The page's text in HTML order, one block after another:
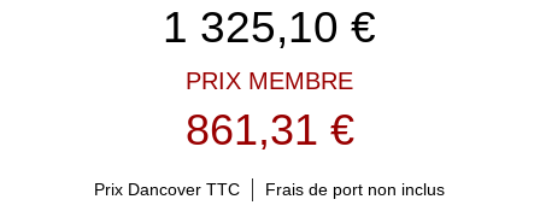
1 325,10 €
PRIX MEMBRE
861,31 €
Prix Dancover TTC Frais de port non inclus